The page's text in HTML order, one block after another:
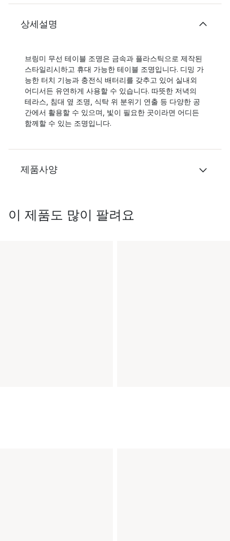
상세설명
브링미 무선 테이블 조명은 금속과 플라스틱으로 제작된
스타일리시하고 휴대 가능한 테이블 조명입니다. 디밍 가
능한 터치 기능과 충전식 배터리를 갖추고 있어 실내외
어디서든 유연하게 사용할 수 있습니다. 따뜻한 저녁의
테라스, 침대 옆 조명, 식탁 위 분위기 연출 등 다양한 공
간에서 활용할 수 있으며, 빛이 필요한 곳이라면 어디든
함께할 수 있는 조명입니다.
제품사양
이 제품도 많이 팔려요